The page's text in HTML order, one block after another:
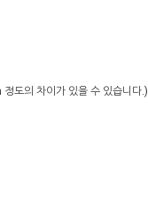
도의 차이가 있을 수 있습니다.)